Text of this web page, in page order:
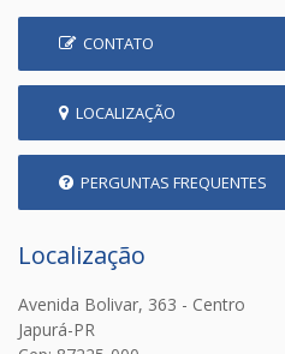
CONTATO
LOCALIZAÇÃO
PERGUNTAS FREQUENTES
Localização
Avenida Bolivar, 363 - Centro
Japurá-PR